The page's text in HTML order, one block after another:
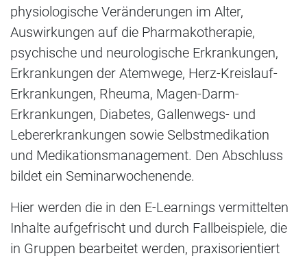
physiologische Veränderungen im Alter,
Auswirkungen auf die Pharmakotherapie,
psychische und neurologische Erkrankungen,
Erkrankungen der Atemwege, Herz-Kreislauf-
Erkrankungen, Rheuma, Magen-Darm-
Erkrankungen, Diabetes, Gallenwegs- und
Lebererkrankungen sowie Selbstmedikation
und Medikationsmanagement. Den Abschluss
bildet ein Seminarwochenende.
Hier werden die in den E-Learnings vermittelten
Inhalte aufgefrischt und durch Fallbeispiele, die
in Gruppen bearbeitet werden, praxisorientiert